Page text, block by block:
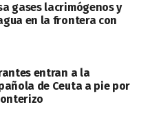
gases lacrimógenos y
en la frontera con
entran a la
de Ceuta a pie por